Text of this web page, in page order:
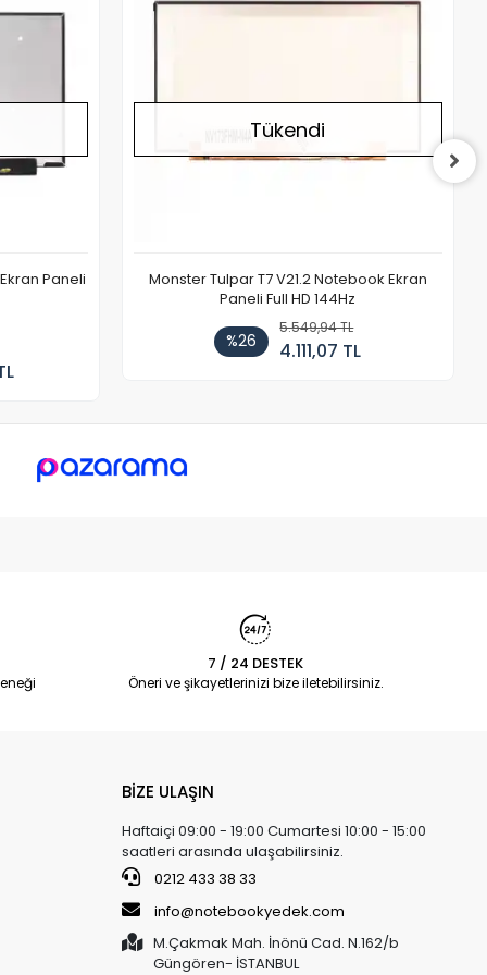
Paneli
Tükendi
Monster Tulpar T7 V21.2 Notebook Ekran
Paneli Full HD 144Hz
%26
5.549,94 TL
4.111,07 TL
7 / 24 DESTEK
Öneri ve şikayetlerinizi bize iletebilirsiniz.
BİZE ULAŞIN
Haftaiçi 09:00 - 19:00 Cumartesi 10:00 - 15:00
saatleri arasında ulaşabilirsiniz.
0212 433 38 33
info@notebookyedek.com
M.Çakmak Mah. İnönü Cad. N.162/b
Güngören- İSTANBUL